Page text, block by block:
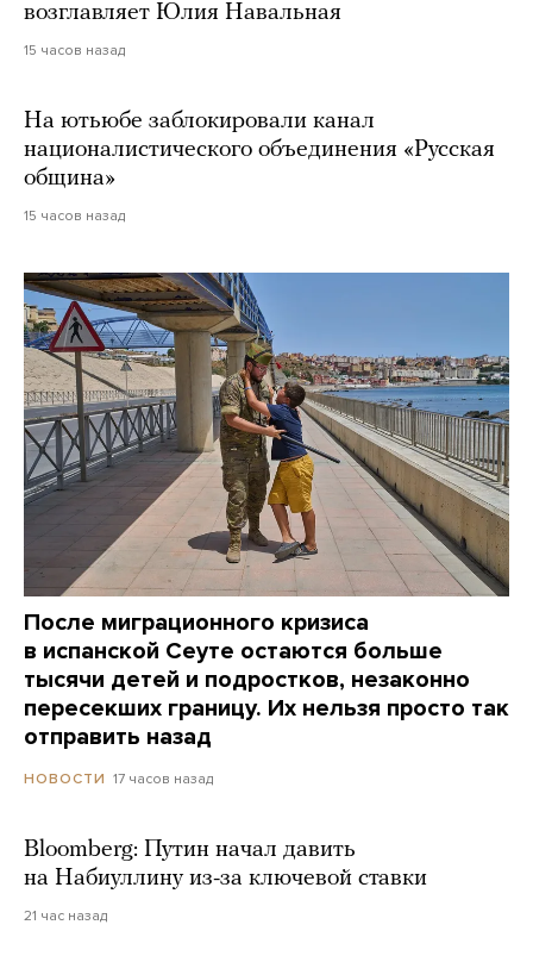
возглавляет Юлия Навальная
15 часов назад
На ютьюбе заблокировали канал
националистического объединения «Русская
община»
15 часов назад
После миграционного кризиса
в испанской Сеуте остаются больше
тысячи детей и подростков, незаконно
пересекших границу. Их нельзя просто так
отправить назад
НОВОСТИ 17 часов назад
Bloomberg: Путин начал давить
на Набиуллину из-за ключевой ставки
21 час назад